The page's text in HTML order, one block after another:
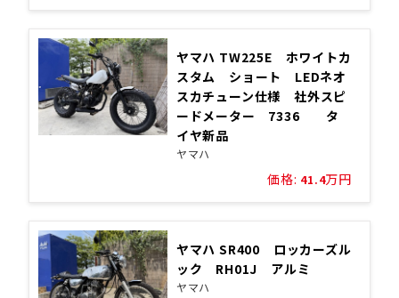
ヤマハ TW225E ホワイトカ
スタム ショート LEDネオ
スカチューン仕様 社外スピ
ードメーター 7336 タ
イヤ新品
ヤマハ
価格: 41.4万円
ヤマハ SR400 ロッカーズル
ック RH01J アルミ
ヤマハ